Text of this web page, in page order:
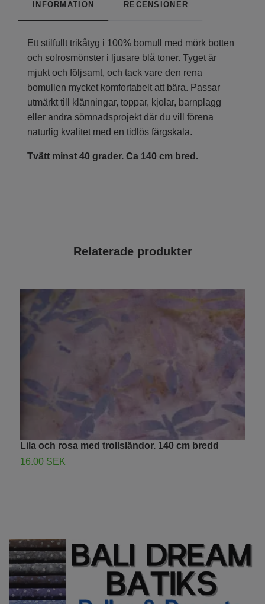
INFORMATION RECENSIONER
Ett stilfullt trikåtyg i 100% bomull med mörk botten
och solrosmönster i ljusare blå toner. Tyget är
mjukt och följsamt, och tack vare den rena
bomullen mycket komfortabelt att bära. Passar
utmärkt till klänningar, toppar, kjolar, barnplagg
eller andra sömnadsprojekt där du vill förena
naturlig kvalitet med en tidlös färgskala.
Tvätt minst 40 grader. Ca 140 cm bred.
Lila och rosa med trollsländor. 140 cm bredd
16.00 SEK